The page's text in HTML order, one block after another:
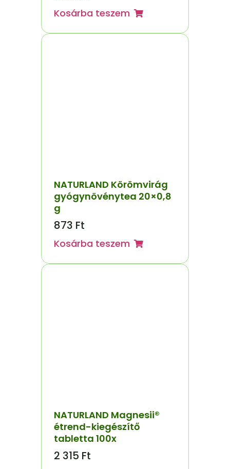
Kosárba teszem
NATURLAND Körömvirág
gyógynövénytea 20×0,8
g
873 Ft
Kosárba teszem
NATURLAND Magnesii®
étrend-kiegészítő
tabletta 100x
2 315 Ft